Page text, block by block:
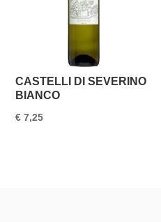
CASTELLI DI SEVERINO
BIANCO
€ 7,25